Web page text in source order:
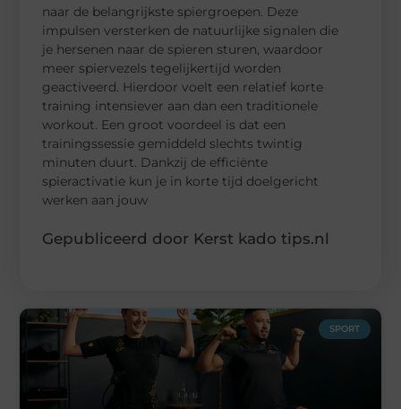
naar de belangrijkste spiergroepen. Deze
impulsen versterken de natuurlijke signalen die
je hersenen naar de spieren sturen, waardoor
meer spiervezels tegelijkertijd worden
geactiveerd. Hierdoor voelt een relatief korte
training intensiever aan dan een traditionele
workout. Een groot voordeel is dat een
trainingssessie gemiddeld slechts twintig
minuten duurt. Dankzij de efficiënte
spieractivatie kun je in korte tijd doelgericht
werken aan jouw
Gepubliceerd door Kerst kado tips.nl
SPORT